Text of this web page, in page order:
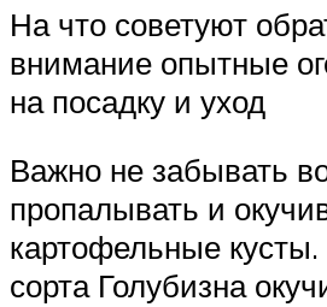
На что советуют
внимание опытные
на посадку и уход
Важно не забывать
пропалывать и
картофельные
сорта Голубизна